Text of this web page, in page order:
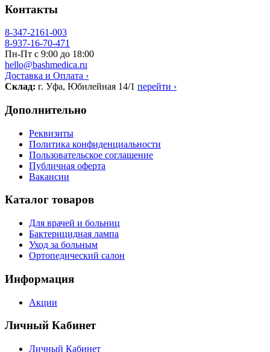
Контакты
8-347-2161-003
8-937-16-70-471
Пн-Пт с 9:00 до 18:00
hello@bashmedica.ru
Доставка и Оплата ›
Склад: г. Уфа, Юбилейная 14/1 перейти ›
Дополнительно
Реквизиты
Политика конфиденциальности
Пользовательское соглашение
Публичная оферта
Вакансии
Каталог товаров
Для врачей и больниц
Бактерицидная лампа
Уход за больным
Ортопедический салон
Информация
Акции
Личный Кабинет
Личный Кабинет